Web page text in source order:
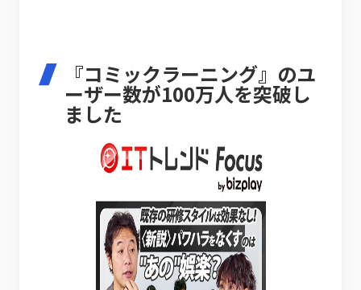
『コミックラーニング』のユ
ーザー数が100万人を突破し
ました